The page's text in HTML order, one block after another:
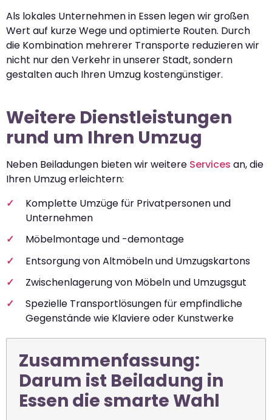
Als lokales Unternehmen in Essen legen wir großen
Wert auf kurze Wege und optimierte Routen. Durch
die Kombination mehrerer Transporte reduzieren wir
nicht nur den Verkehr in unserer Stadt, sondern
gestalten auch Ihren Umzug kostengünstiger.
Weitere Dienstleistungen
rund um Ihren Umzug
Neben Beiladungen bieten wir weitere Services an, die
Ihren Umzug erleichtern:
Komplette Umzüge für Privatpersonen und
Unternehmen
Möbelmontage und -demontage
Entsorgung von Altmöbeln und Umzugskartons
Zwischenlagerung von Möbeln und Umzugsgut
Spezielle Transportlösungen für empfindliche
Gegenstände wie Klaviere oder Kunstwerke
Zusammenfassung:
Darum ist Beiladung in
Essen die smarte Wahl